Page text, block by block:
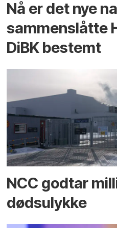
Nå er det nye
sammenslåtte
DiBK bestemt
NCC godtar
dødsulykke